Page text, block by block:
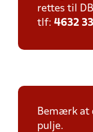
rettes til
tlf: 4632
Bemærk at
pulje.